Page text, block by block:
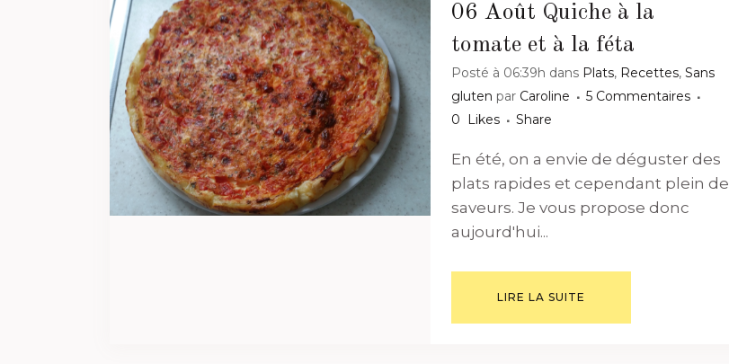
06 Août Quiche à la
tomate et à la féta
Posté à 06:39h dans Plats, Recettes, Sans
gluten par Caroline
5 Commentaires
0
Likes Share
En été, on a envie de déguster des
plats rapides et cependant plein de
saveurs. Je vous propose donc
aujourd'hui...
LIRE LA SUITE